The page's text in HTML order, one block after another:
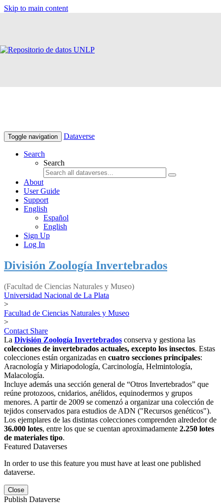
Skip to main content
Toggle navigation Dataverse
Search
Search
About
User Guide
Support
English
Español
English
Sign Up
Log In
División Zoología Invertebrados
(Facultad de Ciencias Naturales y Museo)
Universidad Nacional de La Plata
>
Facultad de Ciencias Naturales y Museo
>
Contact Share
La División Zoología Invertebrados conserva y gestiona las
colecciones de invertebrados actuales, excepto los insectos. Estas
colecciones están organizadas en cuatro secciones principales:
Aracnología y Miriapodología, Carcinología, Helmintología,
Malacología.
Incluye además una sección general de “Otros Invertebrados” que
reúne protozoos, cnidarios, anélidos, equinodermos y grupos
menores. A partir de 2009 se comenzó a organizar una colección de
tejidos conservados para estudios de ADN ("Recursos genéticos").
Los ejemplares de las distintas colecciones comprenden alrededor de
36.000 lotes, entre los que se cuentan aproximadamente 2.250 lotes
de materiales tipo.
Featured Dataverses
In order to use this feature you must have at least one published
dataverse.
Close
Publish Dataverse